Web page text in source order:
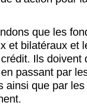
que les
et bilatéraux et
Ils doivent
passant par
ainsi que par